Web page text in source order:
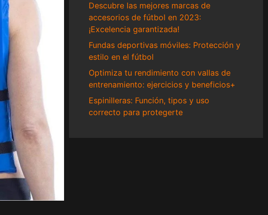
Descubre las mejores marcas de
accesorios de fútbol en 2023:
¡Excelencia garantizada!
Fundas deportivas móviles: Protección y
estilo en el fútbol
Optimiza tu rendimiento con vallas de
entrenamiento: ejercicios y beneficios+
Espinilleras: Función, tipos y uso
correcto para protegerte